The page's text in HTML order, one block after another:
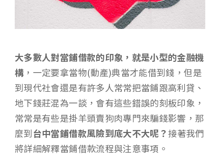
大多數人對當鋪借款的印象，就是小型的金融機
構 ，一定要拿當物(動產)典當才能借到錢，但是
到現代社會還是有許多人常常把當鋪跟高利貸、
地下錢莊混為一談，會有這些錯誤的刻板印象，
常常是有些是掛羊頭賣狗肉專門來騙錢影響，那
麼到台中當鋪借款風險到底大不大呢？接著我們
將詳細解釋當鋪借款流程與注意事項。